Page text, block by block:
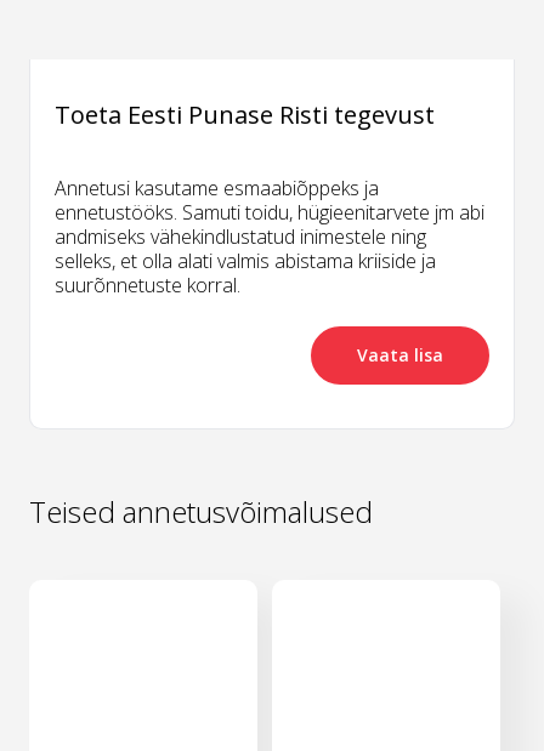
Toeta Eesti Punase Risti tegevust
Annetusi kasutame esmaabiõppeks ja
ennetustööks. Samuti toidu, hügieenitarvete jm abi
andmiseks vähekindlustatud inimestele ning
selleks, et olla alati valmis abistama kriiside ja
suurõnnetuste korral.
Vaata lisa
Teised annetusvõimalused